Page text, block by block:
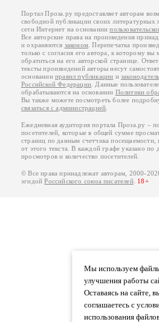
Мы используем
улучшения работы
Оставаясь на сайте,
соглашаетесь с
использования
Портал Проза.ру предоставляет авторам
свободной публикации своих литературных
сети Интернет на основании
Все авторские права на произведения
и охраняются законом . Перепечатка
только с согласия его автора, к которому вы
обратиться на его авторской странице.
тексты произведений авторы несут
основанииправил публикации и
Российской Федерации . Данные
обрабатываются на основании Политики
Вы также можете посмотреть более
связаться с администрацией
Ежедневная аудитория портала Проза.ру –
посетителей, которые в общей сумме
страниц по данным счетчика посещаемости,
от этого текста. В каждой графе указано по
просмотров и количество посетителей.
© Все права принадлежат авторам, 2000-
эгидойРоссийского союза писателей. 18+